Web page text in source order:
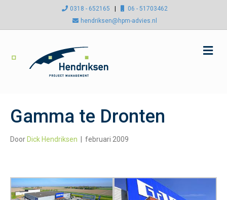
0318 - 652165
06 - 51703462
hendriksen@hpm-advies.nl
Gamma te Dronten
Door Dick Hendriksen februari 2009